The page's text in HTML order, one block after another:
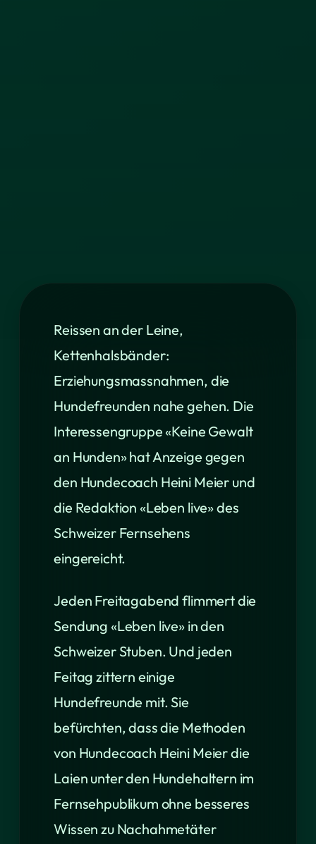
Reissen an der Leine,
Kettenhalsbänder:
Erziehungsmassnahmen, die
Hundefreunden nahe gehen. Die
Interessengruppe «Keine Gewalt
an Hunden» hat Anzeige gegen
den Hundecoach Heini Meier und
die Redaktion «Leben live» des
Schweizer Fernsehens
eingereicht.
Jeden Freitagabend flimmert die
Sendung «Leben live» in den
Schweizer Stuben. Und jeden
Feitag zittern einige
Hundefreunde mit. Sie
befürchten, dass die Methoden
von Hundecoach Heini Meier die
Laien unter den Hundehaltern im
Fernsehpublikum ohne besseres
Wissen zu Nachahmetäter